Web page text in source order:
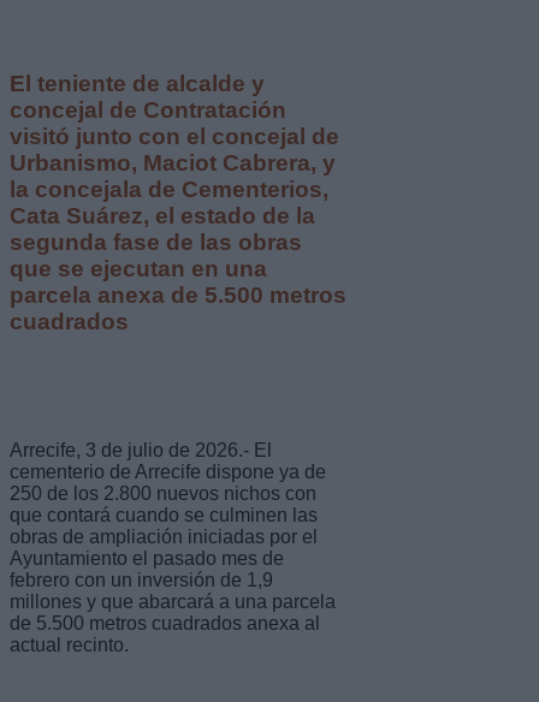
El teniente de alcalde y
concejal de Contratación
visitó junto con el concejal de
Urbanismo, Maciot Cabrera, y
la concejala de Cementerios,
Cata Suárez, el estado de la
segunda fase de las obras
que se ejecutan en una
parcela anexa de 5.500 metros
cuadrados
Arrecife, 3 de julio de 2026.- El
cementerio de Arrecife dispone ya de
250 de los 2.800 nuevos nichos con
que contará cuando se culminen las
obras de ampliación iniciadas por el
Ayuntamiento el pasado mes de
febrero con un inversión de 1,9
millones y que abarcará a una parcela
de 5.500 metros cuadrados anexa al
actual recinto.